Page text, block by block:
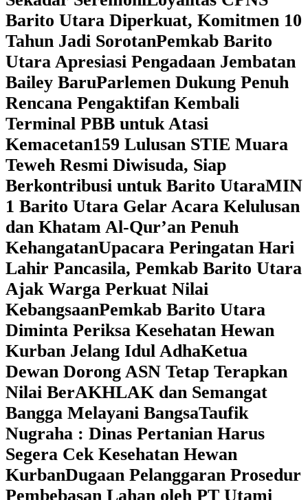
Barito Utara Diperkuat, Komitmen 10
Tahun Jadi SorotanPemkab Barito
Utara Apresiasi Pengadaan Jembatan
Bailey BaruParlemen Dukung Penuh
Rencana Pengaktifan Kembali
Terminal PBB untuk Atasi
Kemacetan159 Lulusan STIE Muara
Teweh Resmi Diwisuda, Siap
Berkontribusi untuk Barito UtaraMIN
1 Barito Utara Gelar Acara Kelulusan
dan Khatam Al-Qur’an Penuh
KehangatanUpacara Peringatan Hari
Lahir Pancasila, Pemkab Barito Utara
Ajak Warga Perkuat Nilai
KebangsaanPemkab Barito Utara
Diminta Periksa Kesehatan Hewan
Kurban Jelang Idul AdhaKetua
Dewan Dorong ASN Tetap Terapkan
Nilai BerAKHLAK dan Semangat
Bangga Melayani BangsaTaufik
Nugraha : Dinas Pertanian Harus
Segera Cek Kesehatan Hewan
KurbanDugaan Pelanggaran Prosedur
Pembebasan Lahan oleh PT Utami